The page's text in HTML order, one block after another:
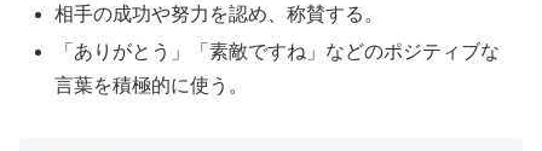
相手の成功や努力を認め、称賛する。
「ありがとう」「素敵ですね」などのポジティブな
言葉を積極的に使う。